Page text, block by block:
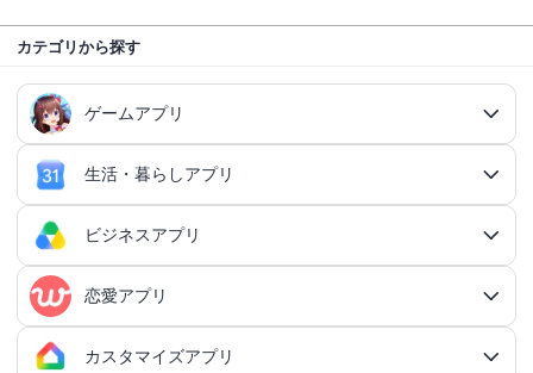
カテゴリから探す
ゲームアプリ
ゲームアプリ総合
RPGアプリ
RPGアプリ総合
王道RPGアプリ
アクションゲームアプリ
生活・暮らしアプリ
生活・暮らしアプリ総合
ファイナンスアプリ
日記アプリ
ビジネスアプリ
ビジネスアプリ総合
タスク管理アプリ
恋愛アプリ
恋愛アプリ総合
カスタマイズアプリ